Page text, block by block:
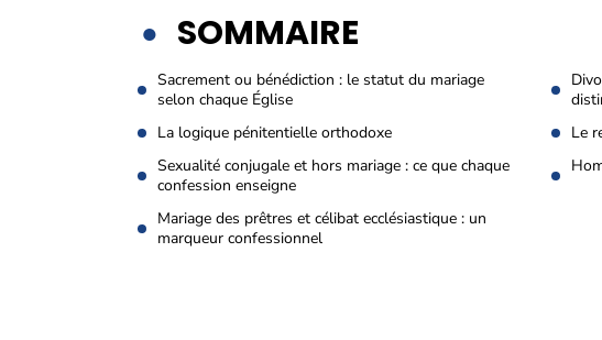
SOMMAIRE
Sacrement ou bénédiction : le statut du mariage
selon chaque Église
La logique pénitentielle orthodoxe
Le
Sexualité conjugale et hors mariage : ce que chaque
confession enseigne
Mariage des prêtres et célibat ecclésiastique : un
marqueur confessionnel